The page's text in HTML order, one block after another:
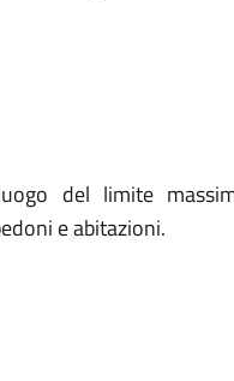
del limite
e abitazioni.